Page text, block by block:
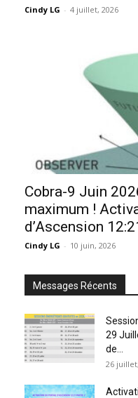
Cindy LG - 4 juillet, 2026
Cobra-9 Juin
maximum !
d’Ascension
Cindy LG - 10 juin, 2026
Messages Récents
29
de...
26